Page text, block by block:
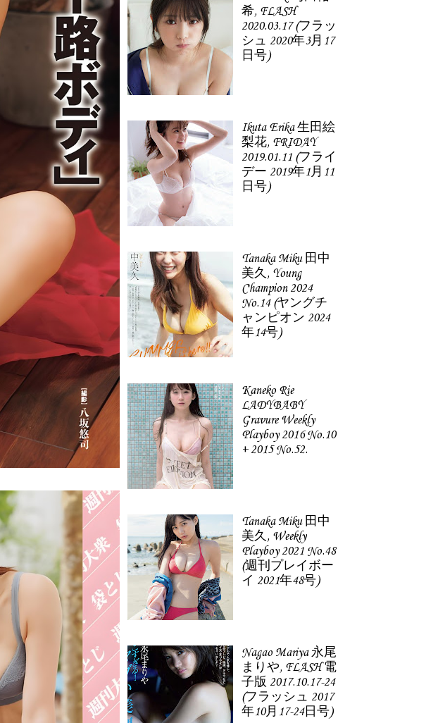
希, FLASH
2020.03.17 (フラッ
シュ 2020年3月17
日号)
Ikuta Erika 生田絵
梨花, FRIDAY
2019.01.11 (フライ
デー 2019年1月11
日号)
Tanaka Miku 田中
美久, Young
Champion 2024
No.14 (ヤングチ
ャンピオン 2024
年14号)
Kaneko Rie
LADYBABY
Gravure Weekly
Playboy 2016 No.10
+ 2015 No.52.
Tanaka Miku 田中
美久, Weekly
Playboy 2021 No.48
(週刊プレイボー
イ 2021年48号)
Nagao Mariya 永尾
まりや, FLASH 電
子版 2017.10.17-24
(フラッシュ 2017
年10月17-24日号)